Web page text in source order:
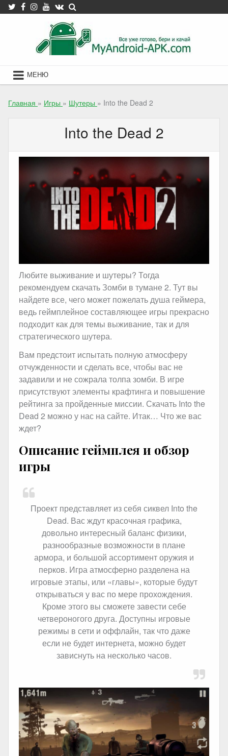
Skip
to
МЕНЮ
Главная » Игры » Шутеры » Into the Dead 2
Into the Dead 2
Любите выживание и шутеры? Тогда
рекомендуем скачать Зомби в тумане 2. Тут вы
найдете все, чего может пожелать душа геймера,
ведь геймплейное составляющее игры прекрасно
подходит как для темы выживание, так и для
стратегического шутера.
Вам предстоит испытать полную атмосферу
отчужденности и сделать все, чтобы вас не
задавили и не сожрала толпа зомби. В игре
присутствуют элементы крафтинга и повышение
рейтинга за пройденные миссии. Скачать Into the
Dead 2 можно у нас на сайте. Итак… Что же вас
ждет?
Описание геймплея и обзор
игры
Проект представляет из себя сиквел Into the
Dead. Вас ждут красочная графика,
довольно интересный баланс физики,
разнообразные возможности в плане
армора, и большой ассортимент оружия и
перков. Игра атмосферно разделена на
игровые этапы, или «главы», которые будут
открываться у вас по мере прохождения.
Кроме этого вы сможете завести себе
четвероногого друга. Доступны игровые
режимы в сети и оффлайн, так что даже
если не будет интернета, можно будет
зависнуть на несколько часов.